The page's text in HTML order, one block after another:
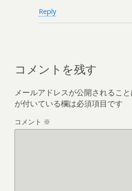
Reply
コメントを残す
メールアドレスが公開されること
が付いている欄は必須項目です
コメント ※